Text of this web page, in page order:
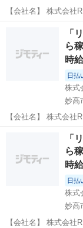
【会社名】 株式会社RESORT
ッフ」リゾート地で
い制度あり！来社も履歴書も不要！ 【コ
名以上の大募集★...
中魚沼郡
「
ら
時
日払
株式
妙高
【会社名】 株式会社RESORT
ッフ」リゾート地で
来社も履歴書も不要！ 【コメント】 ＼新規スタッフ100名以上の大募
集★／ 人気の...
「
ら
時
日払
株式
妙高
【会社名】 株式会社RESORT